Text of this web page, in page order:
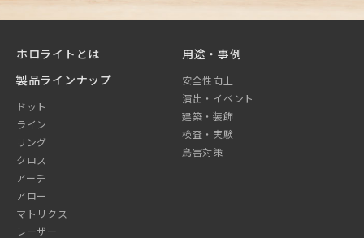
ホロライトとは
製品ラインナップ
ドット
ライン
リング
クロス
アーチ
アロー
マトリクス
レーザー
用途・事例
安全性向上
演出・イベント
建築・装飾
検査・実験
鳥害対策